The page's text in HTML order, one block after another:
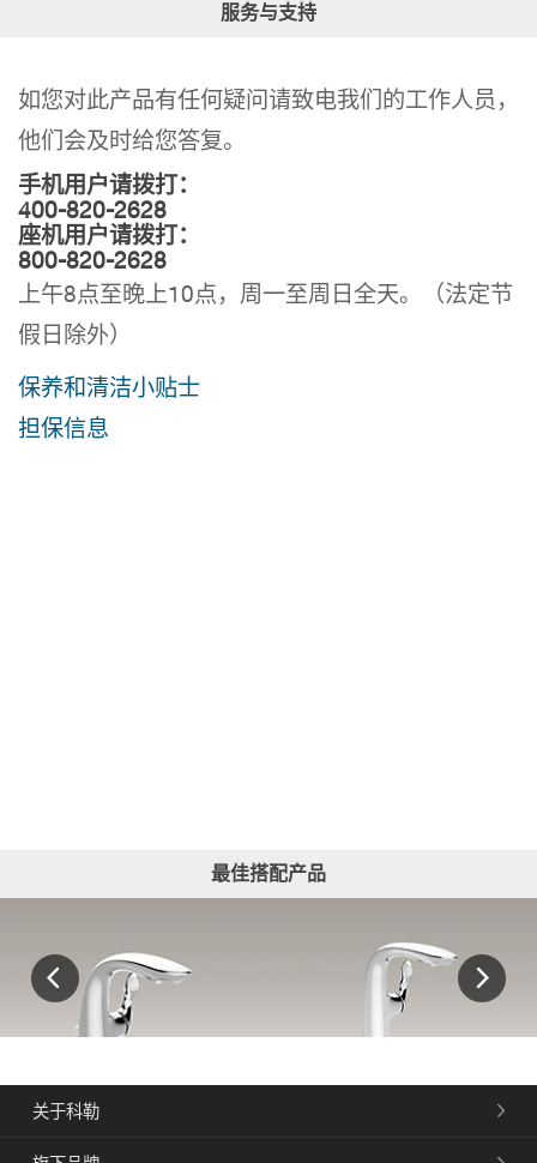
服务与支持
如您对此产品有任何疑问请致电我们的工作人员，
他们会及时给您答复。
手机用户请拨打：
400-820-2628
座机用户请拨打：
800-820-2628
上午8点至晚上10点，周一至周日全天。（法定节
假日除外）
保养和清洁小贴士
担保信息
最佳搭配产品
REFINIA®瑞芙尼单把脸盆龙头 REFINIA®瑞芙尼单把碗盆龙头
关于科勒